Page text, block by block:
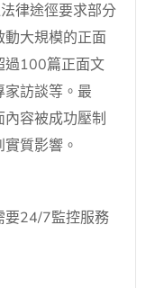
律途徑要求部分
大規模的正面
過100篇正面文
訪談等。最
容被成功壓制
質影響。
要24/7監控服務